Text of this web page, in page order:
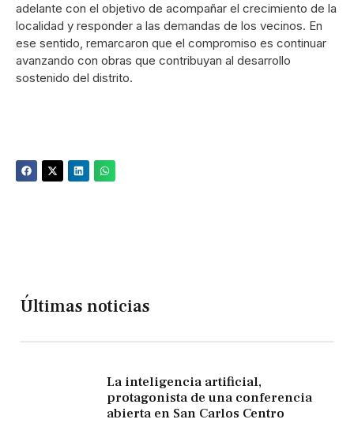
adelante con el objetivo de acompañar el crecimiento de la
localidad y responder a las demandas de los vecinos. En
ese sentido, remarcaron que el compromiso es continuar
avanzando con obras que contribuyan al desarrollo
sostenido del distrito.
Últimas noticias
La inteligencia artificial,
protagonista de una conferencia
abierta en San Carlos Centro